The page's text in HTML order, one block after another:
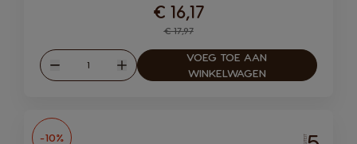
Regular Price
€ 17,97
€ 16,17
Verlagen
Hoeveelheid
Verhogen
VOEG TOE AAN
WINKELWAGEN
-10%